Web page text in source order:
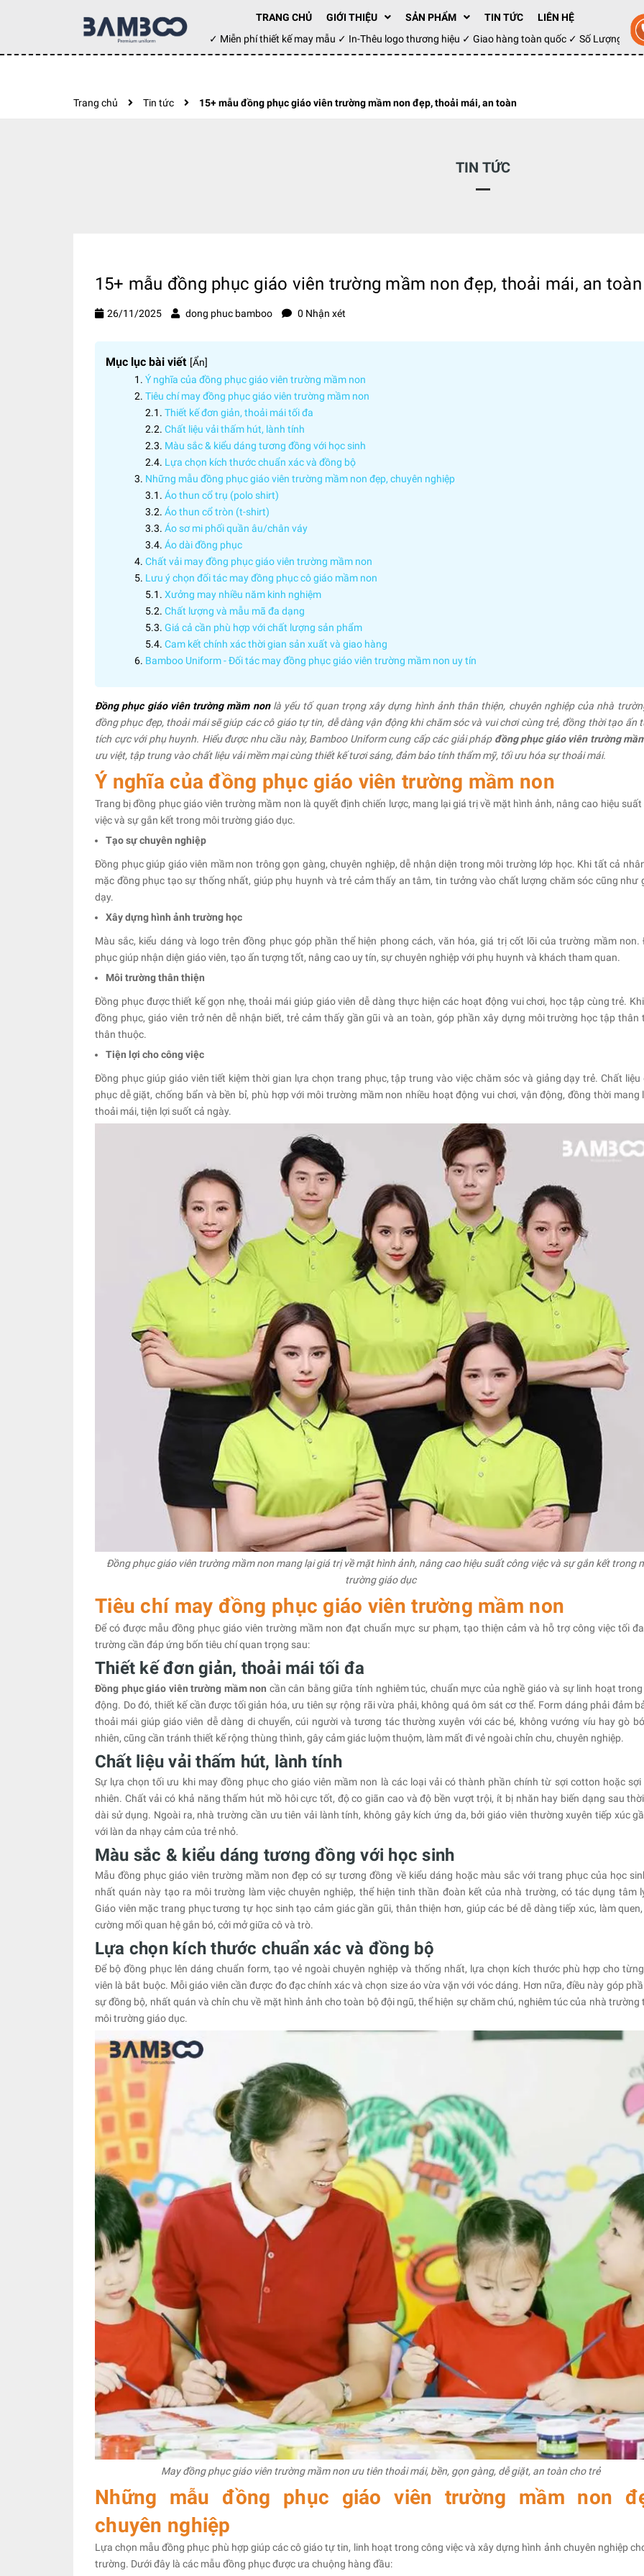
TRANG CHỦ GIỚI THIỆU SẢN PHẨM TIN TỨC
LIÊN HỆ
Đặt hàng hôm nay ✓ Miễn phí thiết kế may mẫu ✓ In-Thêu logo thương hiệu ✓ Giao hàng toàn quốc ✓ Số Lượng
Trang chủ Tin tức 15+ mẫu đồng phục giáo viên trường mầm non đẹp, thoải mái, an toàn
TIN TỨC
15+ mẫu đồng phục giáo viên trường mầm non đẹp, thoải mái, an toàn
26/11/2025 dong phuc bamboo 0 Nhận xét
Mục lục bài viết [Ẩn]
Ý nghĩa của đồng phục giáo viên trường mầm non
Tiêu chí may đồng phục giáo viên trường mầm non
Thiết kế đơn giản, thoải mái tối đa
Chất liệu vải thấm hút, lành tính
Màu sắc & kiểu dáng tương đồng với học sinh
Lựa chọn kích thước chuẩn xác và đồng bộ
Những mẫu đồng phục giáo viên trường mầm non đẹp, chuyên nghiệp
Áo thun cổ trụ (polo shirt)
Áo thun cổ tròn (t-shirt)
Áo sơ mi phối quần âu/chân váy
Áo dài đồng phục
Chất vải may đồng phục giáo viên trường mầm non
Lưu ý chọn đối tác may đồng phục cô giáo mầm non
Xưởng may nhiều năm kinh nghiệm
Chất lượng và mẫu mã đa dạng
Giá cả cần phù hợp với chất lượng sản phẩm
Cam kết chính xác thời gian sản xuất và giao hàng
Bamboo Uniform - Đối tác may đồng phục giáo viên trường mầm non uy tín
Đồng phục giáo viên trường mầm nonlà yếu tố quan trọng xây dựng hình ảnh thân thiện, chuyên nghiệp của nhà
đồng phục đẹp, thoải mái sẽ giúp các cô giáo tự tin, dễ dàng vận động khi chăm sóc và vui chơi cùng trẻ, đồng thời tạo ấn
tích cực với phụ huynh. Hiểu được nhu cầu này, Bamboo Uniform cung cấp các giải pháp đồng phục giáo viên trường
ưu việt, tập trung vào chất liệu vải mềm mại cùng thiết kế tươi sáng, đảm bảo tính thẩm mỹ, tối ưu hóa sự thoải mái.
Ý nghĩa của đồng phục giáo viên trường mầm non
Trang bị đồng phục giáo viên trường mầm non là quyết định chiến lược, mang lại giá trị về mặt hình ảnh, nâng cao hiệu suất
việc và sự gắn kết trong môi trường giáo dục.
Tạo sự chuyên nghiệp
Đồng phục giúp giáo viên mầm non trông gọn gàng, chuyên nghiệp, dễ nhận diện trong môi trường lớp học. Khi tất cả
mặc đồng phục tạo sự thống nhất, giúp phụ huynh và trẻ cảm thấy an tâm, tin tưởng vào chất lượng chăm sóc cũng như
dạy.
Xây dựng hình ảnh trường học
Màu sắc, kiểu dáng và logo trên đồng phục góp phần thể hiện phong cách, văn hóa, giá trị cốt lõi của trường mầm non.
phục giúp nhận diện giáo viên, tạo ấn tượng tốt, nâng cao uy tín, sự chuyên nghiệp với phụ huynh và khách tham quan.
Môi trường thân thiện
Đồng phục được thiết kế gọn nhẹ, thoải mái giúp giáo viên dễ dàng thực hiện các hoạt động vui chơi, học tập cùng trẻ.
đồng phục, giáo viên trở nên dễ nhận biết, trẻ cảm thấy gần gũi và an toàn, góp phần xây dựng môi trường học tập thân
thân thuộc.
Tiện lợi cho công việc
Đồng phục giúp giáo viên tiết kiệm thời gian lựa chọn trang phục, tập trung vào việc chăm sóc và giảng dạy trẻ. Chất liệu
phục dễ giặt, chống bẩn và bền bỉ, phù hợp với môi trường mầm non nhiều hoạt động vui chơi, vận động, đồng thời mang
thoải mái, tiện lợi suốt cả ngày.
Đồng phục giáo viên trường mầm non mang lại giá trị về mặt hình ảnh, nâng cao hiệu suất công việc và sự gắn kết trong
trường giáo dục
Tiêu chí may đồng phục giáo viên trường mầm non
Để có được mẫu đồng phục giáo viên trường mầm non đạt chuẩn mực sư phạm, tạo thiện cảm và hỗ trợ công việc tối
trường cần đáp ứng bốn tiêu chí quan trọng sau:
Thiết kế đơn giản, thoải mái tối đa
Đồng phục giáo viên trường mầm non cần cân bằng giữa tính nghiêm túc, chuẩn mực của nghề giáo và sự linh hoạt
động. Do đó, thiết kế cần được tối giản hóa, ưu tiên sự rộng rãi vừa phải, không quá ôm sát cơ thể. Form dáng phải đảm
thoải mái giúp giáo viên dễ dàng di chuyển, cúi người và tương tác thường xuyên với các bé, không vướng víu hay gò
nhiên, cũng cần tránh thiết kế rộng thùng thình, gây cảm giác luộm thuộm, làm mất đi vẻ ngoài chỉn chu, chuyên nghiệp.
Chất liệu vải thấm hút, lành tính
Sự lựa chọn tối ưu khi may đồng phục cho giáo viên mầm non là các loại vải có thành phần chính từ sợi cotton hoặc sợi
nhiên. Chất vải có khả năng thấm hút mồ hôi cực tốt, độ co giãn cao và độ bền vượt trội, ít bị nhăn hay biến dạng sau
dài sử dụng. Ngoài ra, nhà trường cần ưu tiên vải lành tính, không gây kích ứng da, bởi giáo viên thường xuyên tiếp xúc
với làn da nhạy cảm của trẻ nhỏ.
Màu sắc & kiểu dáng tương đồng với học sinh
Mẫu đồng phục giáo viên trường mầm non đẹp có sự tương đồng về kiểu dáng hoặc màu sắc với trang phục của học
nhất quán này tạo ra môi trường làm việc chuyên nghiệp, thể hiện tinh thần đoàn kết của nhà trường, có tác dụng tâm
Giáo viên mặc trang phục tương tự học sinh tạo cảm giác gần gũi, thân thiện hơn, giúp các bé dễ dàng tiếp xúc, làm
cường mối quan hệ gắn bó, cởi mở giữa cô và trò.
Lựa chọn kích thước chuẩn xác và đồng bộ
Để bộ đồng phục lên dáng chuẩn form, tạo vẻ ngoài chuyên nghiệp và thống nhất, lựa chọn kích thước phù hợp cho
viên là bắt buộc. Mỗi giáo viên cần được đo đạc chính xác và chọn size áo vừa vặn với vóc dáng. Hơn nữa, điều này góp
sự đồng bộ, nhất quán và chỉn chu về mặt hình ảnh cho toàn bộ đội ngũ, thể hiện sự chăm chú, nghiêm túc của nhà trường
môi trường giáo dục.
May đồng phục giáo viên trường mầm non ưu tiên thoải mái, bền, gọn gàng, dễ giặt, an toàn cho trẻ
Những mẫu đồng phục giáo viên trường mầm non
chuyên nghiệp
Lựa chọn mẫu đồng phục phù hợp giúp các cô giáo tự tin, linh hoạt trong công việc và xây dựng hình ảnh chuyên nghiệp
trường. Dưới đây là các mẫu đồng phục được ưa chuộng hàng đầu: